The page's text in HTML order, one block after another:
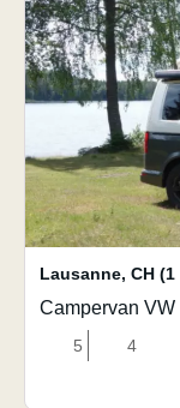
Lausanne, CH (1
Campervan VW
5 4